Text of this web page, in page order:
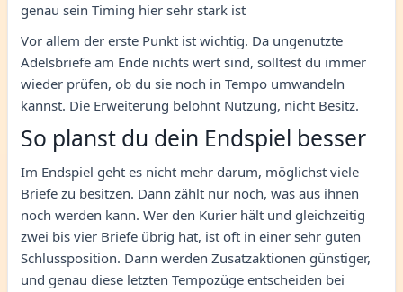
genau sein Timing hier sehr stark ist
Vor allem der erste Punkt ist wichtig. Da ungenutzte
Adelsbriefe am Ende nichts wert sind, solltest du immer
wieder prüfen, ob du sie noch in Tempo umwandeln
kannst. Die Erweiterung belohnt Nutzung, nicht Besitz.
So planst du dein Endspiel besser
Im Endspiel geht es nicht mehr darum, möglichst viele
Briefe zu besitzen. Dann zählt nur noch, was aus ihnen
noch werden kann. Wer den Kurier hält und gleichzeitig
zwei bis vier Briefe übrig hat, ist oft in einer sehr guten
Schlussposition. Dann werden Zusatzaktionen günstiger,
und genau diese letzten Tempozüge entscheiden bei